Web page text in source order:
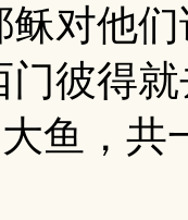
稣对他
门彼得
大鱼，